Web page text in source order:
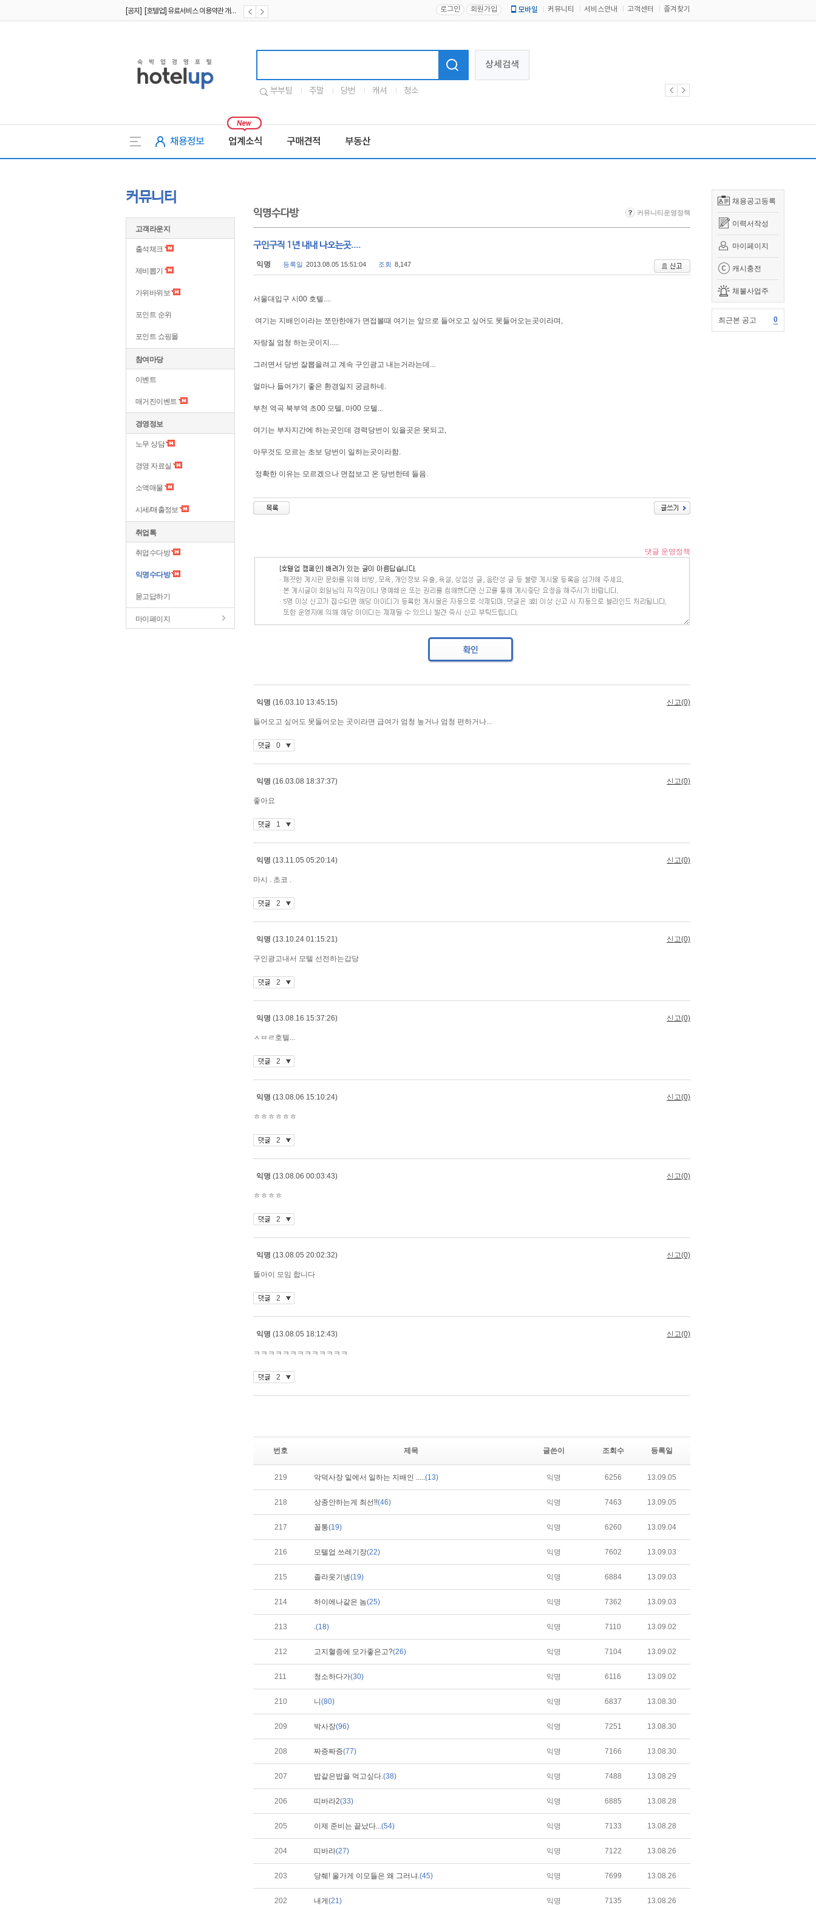
[공지] [호텔업] 유료서비스 이용약관 개정본2 (19.09.02) 로그인 회원가입 모바일 커뮤니티 서비스안내 고객센터 즐겨찾기
상세검색
부부팀 주말 당번 캐셔 청소
채용정보 업계소식 구매견적 부동산
채용공고등록
이력서작성
마이페이지
캐시충전
체불사업주
최근본 공고 0
커뮤니티
고객라운지
출석체크
제비뽑기
가위바위보
포인트 순위
포인트 쇼핑몰
참여마당
이벤트
매거진이벤트
경영정보
노무 상담
경영 자료실
소액매물
시세/매출정보
취업톡
취업수다방
익명수다방
묻고답하기
마이페이지
익명수다방 커뮤니티운영정책
구인구직 1년 내내 나오는곳....
익명 등록일 2013.08.05 15:51:04 조회 8,147
서울대입구 시00 호텔....
여기는 지배인이라는 쪼만한애가 면접볼때 여기는 앞으로 들어오고 싶어도 못들어오는곳이라며,
자랑질 엄청 하는곳이지.....
그러면서 당번 잘뽑을려고 계속 구인광고 내는거라는데...
얼마나 들어가기 좋은 환경일지 궁금하네.
부천 역곡 북부역 초00 모텔, 마00 모텔...
여기는 부자지간에 하는곳인데 경력당번이 있을곳은 못되고,
아무것도 모르는 초보 당번이 일하는곳이라함.
정확한 이유는 모르겠으나 면접보고 온 당번한테 들음.
번호 제목 글쓴이 조회수 등록일
219 악덕사장 밑에서 일하는 지배인 .....(13) 익명 6256 13.09.05
218 상종안하는게 최선!!(46) 익명 7463 13.09.05
217 꼴통(19) 익명 6260 13.09.04
216 모텔업 쓰레기장(22) 익명 7602 13.09.03
215 졸라웃기넹(19) 익명 6884 13.09.03
214 하이에나같은 놈(25) 익명 7362 13.09.03
213 .(18) 익명 7110 13.09.02
212 고지혈증에 모가좋은고?(26) 익명 7104 13.09.02
211 청소하다가(30) 익명 6116 13.09.02
210 니 (80) 익명 6837 13.08.30
209 박사장(96) 익명 7251 13.08.30
208 짜증짜증(77) 익명 7166 13.08.30
207 밥같은밥을 먹고싶다.(38) 익명 7488 13.08.29
206 띠바라2(33) 익명 6885 13.08.28
205 이제 준비는 끝났다...(54) 익명 7133 13.08.28
204 띠바라(27) 익명 7122 13.08.26
203 당췌! 울가게 이모들은 왜 그러냐.(45) 익명 7699 13.08.26
202 내게 (21) 익명 7135 13.08.26